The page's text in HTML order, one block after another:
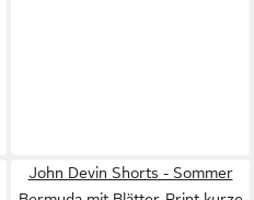
John Devin Shorts - Sommer